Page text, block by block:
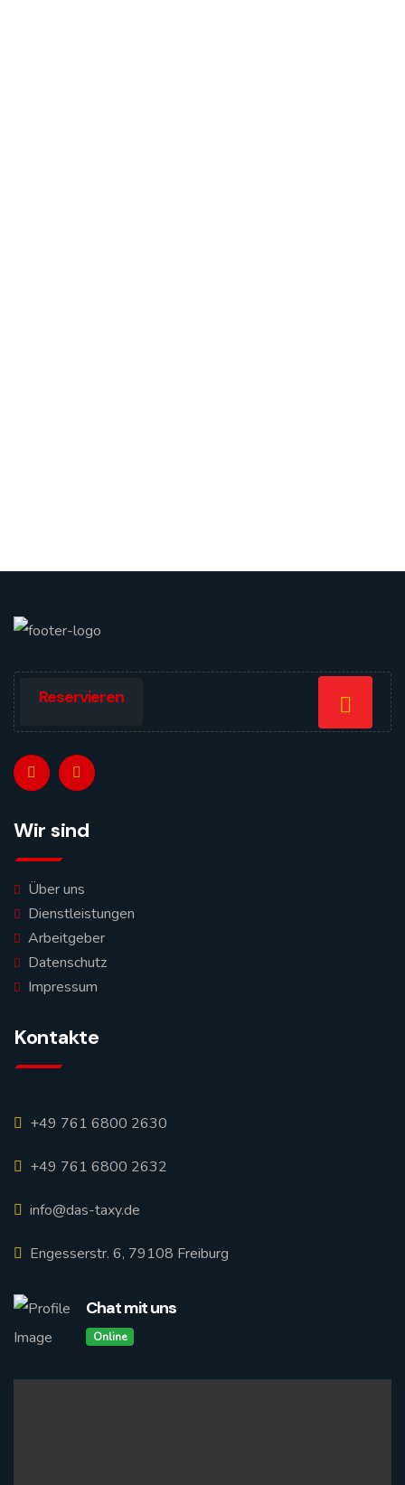
Reservieren
Wir sind
Über uns
Dienstleistungen
Arbeitgeber
Datenschutz
Impressum
Kontakte
+49 761 6800 2630
+49 761 6800 2632
info@das-taxy.de
Engesserstr. 6, 79108 Freiburg
Chat mit uns
Online